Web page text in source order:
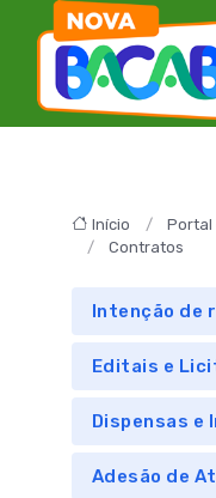
Início Portal
Contratos
Intenção de
Editais e
Dispensas e
Adesão de